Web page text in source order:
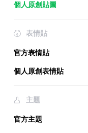
個人原創貼圖
表情貼
官方表情貼
個人原創表情貼
主題
官方主題